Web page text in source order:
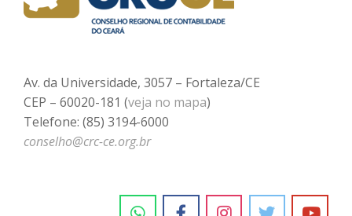
Av. da Universidade, 3057 – Fortaleza/CE
CEP – 60020-181 (veja no mapa)
Telefone: (85) 3194-6000
conselho@crc-ce.org.br